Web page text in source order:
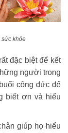
sức khỏe
đặc biệt để kết
người trong
công đức để
biết ơn và hiếu
giúp họ hiểu